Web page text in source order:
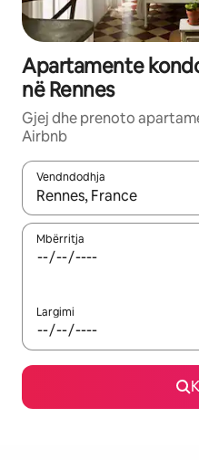
Apartamente
në Rennes
Gjej dhe prenoto
Airbnb
Vendndodhja
Kur rezultatet të jenë të
Mbërritja
Largimi